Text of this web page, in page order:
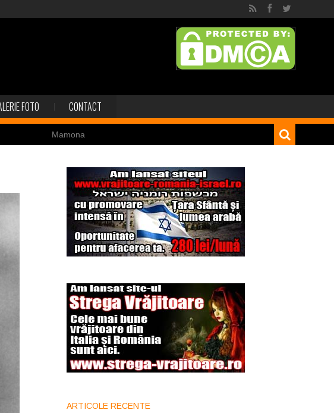
FOTO CONTACT
Mamona
Timna Park şi Minele regelui Solomon
pe cerul Spaniei
ARTICOLE RECENTE